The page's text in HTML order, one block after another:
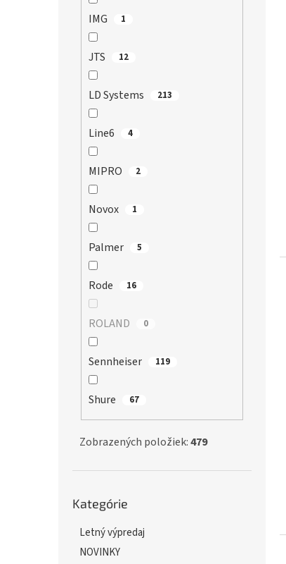
IMG 1
JTS 12
LD Systems 213
Line6 4
MIPRO 2
Novox 1
Palmer 5
Rode 16
ROLAND 0
Sennheiser 119
Shure 67
Zobrazených položiek:479
kategórie
Kategórie
Letný výpredaj
NOVINKY